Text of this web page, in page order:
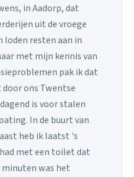
in Aadorp, dat
uit de vroege
loden resten aan in
met mijn kennis van
pak ik dat
ons Twentse
is voor stalen
In de buurt van
heb ik laatst 's
met een toilet dat
was het